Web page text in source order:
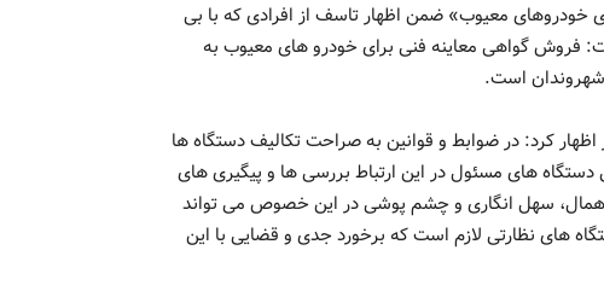
خودروهای معیوب» ضمن اظهار تاسف از افرادی که با بی
فروش گواهی معاینه فنی برای خودرو های معیوب به
است.
کرد: در ضوابط و قوانین به صراحت تکالیف دستگاه ها
های مسئول در این ارتباط بررسی ها و پیگیری های
اهمال، سهل انگاری و چشم پوشی در این خصوص می تواند
های نظارتی لازم است که برخورد جدی و قضایی با این